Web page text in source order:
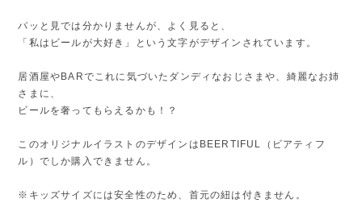
パッと見では分かりませんが、よく見ると、
「私はビールが大好き」という文字がデザインされています。
居酒屋やBARでこれに気づいたダンディなおじさまや、綺麗なお姉
さまに、
ビールを奢ってもらえるかも！？
このオリジナルイラストのデザインはBEERTIFUL（ビアティフ
ル）でしか購入できません。
※キッズサイズには安全性のため、首元の紐は付きません。